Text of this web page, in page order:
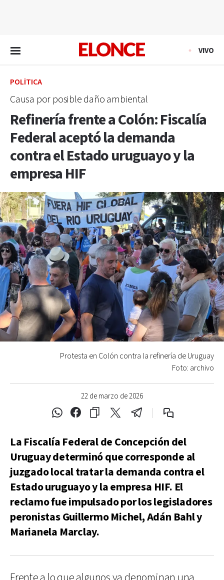
VIVO
POLÍTICA
Causa por posible daño ambiental
Refinería frente a Colón: Fiscalía
Federal aceptó la demanda
contra el Estado uruguayo y la
empresa HIF
22 de marzo de 2026
Protesta en Colón contra la refinería de Uruguay
Foto: archivo
La Fiscalía Federal de Concepción del
Uruguay determinó que corresponde al
juzgado local tratar la demanda contra el
Estado uruguayo y la empresa HIF. El
reclamo fue impulsado por los legisladores
peronistas Guillermo Michel, Adán Bahl y
Marianela Marclay.